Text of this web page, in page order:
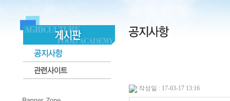
작성일 : 17-03-17 13:16